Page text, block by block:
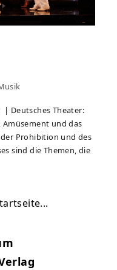
| Deutsches Theater:
Amüsement und das
Prohibition und des
sind die Themen, die